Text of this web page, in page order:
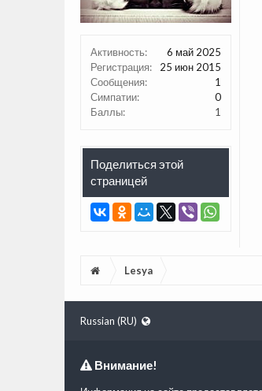
Активность:
6 май 2025
Регистрация:
25 июн 2015
Сообщения:
1
Симпатии:
0
Баллы:
1
Поделиться этой
страницей
Lesya
Russian (RU)
Внимание!